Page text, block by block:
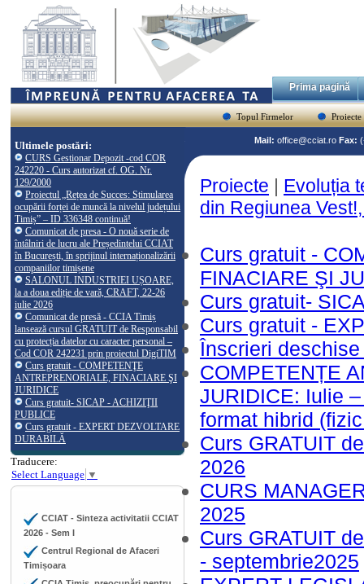
Prima pagină
Topul Firmelor Proiecte
Ultimele postări:
CURS Gestionar Depozit -cod COR
242220 - Curs autorizat cf. OG. Nr.
129/2000
Proiectul „Rețea de Succes: Stimularea
ocupării forței de muncă la nivelul județului
Timiș” – ID 336348 continuă!
Comunicat de presa - O nouă serie de
întâlniri de lucru ale Președintelui CCIAT
în București, în sprijinul internaționalizării
companiilor timișene
SALONUL INDUSTRIEI UȘOARE,
la a doua ediție de vară, CRAFT, 22-26
iulie 2026
Comunicat de presă - CCIA Timiș
lansează cursul GRATUIT de Responsabil
cu protecția datelor cu caracter personal –
Cod COR 242231 prin proiectul DigiTIM
Curs gratuit - COMPETENŢE
ANTREPRENORIALE, FINACIARE ŞI
JURIDICE
Curs gratuit- SICAP - ACHIZIŢII
PUBLICE
Curs gratuit - EXPERT DEZVOLTARE
DURABILĂ
Traducere:
Select Language ▼
CCIAT - Sinteza activitatii CCIAT
2026 - Sem I
Centrul Regional de Afaceri
Timișoara
Mail: office@cciat.ro Fax:
Proiecte | Evoluția
din Regiunea
Curs gratuit -
FINACIARE ŞI
Curs gratuit-
Curs gratuit -
Înscrieri
COMPETENȚE
JURIDICE: Iulie
format hibrid
Curs GRATUIT
2026
CURS
2025
Curs GRATUIT
- septembrie2025